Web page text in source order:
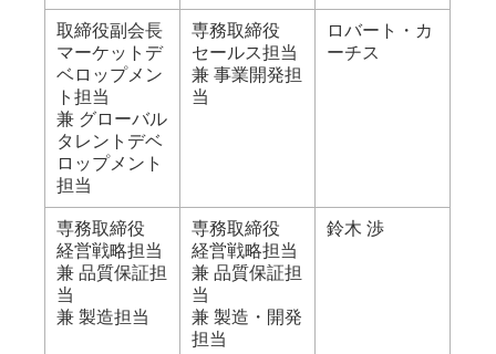
取締役副会長
マーケットデ
ベロップメン
ト担当
兼 グローバル
タレントデベ
ロップメント
担当
専務取締役
セールス担当
兼 事業開発担
当
ロバート・カ
ーチス
専務取締役
経営戦略担当
兼 品質保証担
当
兼 製造担当
専務取締役
経営戦略担当
兼 品質保証担
当
兼 製造・開発
担当
鈴木 渉